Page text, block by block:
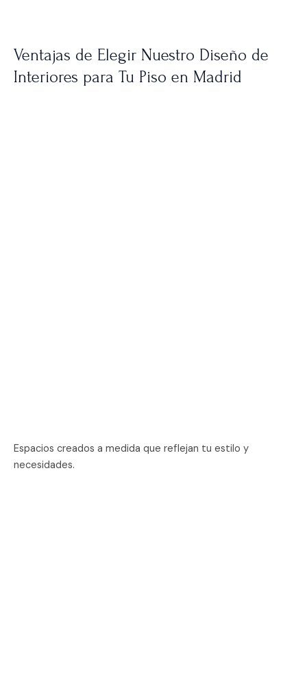
Ventajas de Elegir Nuestro Diseño de
Interiores para Tu Piso en Madrid
Espacios creados a medida que reflejan tu estilo y
necesidades.